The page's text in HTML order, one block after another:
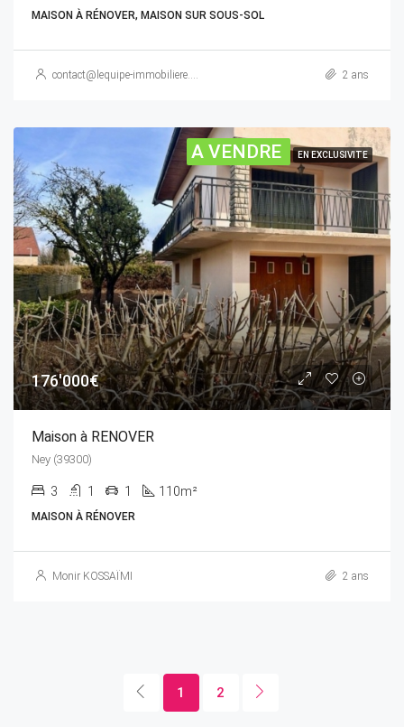
MAISON À RÉNOVER, MAISON SUR SOUS-SOL
contact@lequipe-immobiliere.com 2 ans
A VENDRE EN EXCLUSIVITE
176'000€
Maison à RENOVER
Ney (39300)
3 1 1 110m²
MAISON À RÉNOVER
Monir KOSSAÏMI 2 ans
1 2